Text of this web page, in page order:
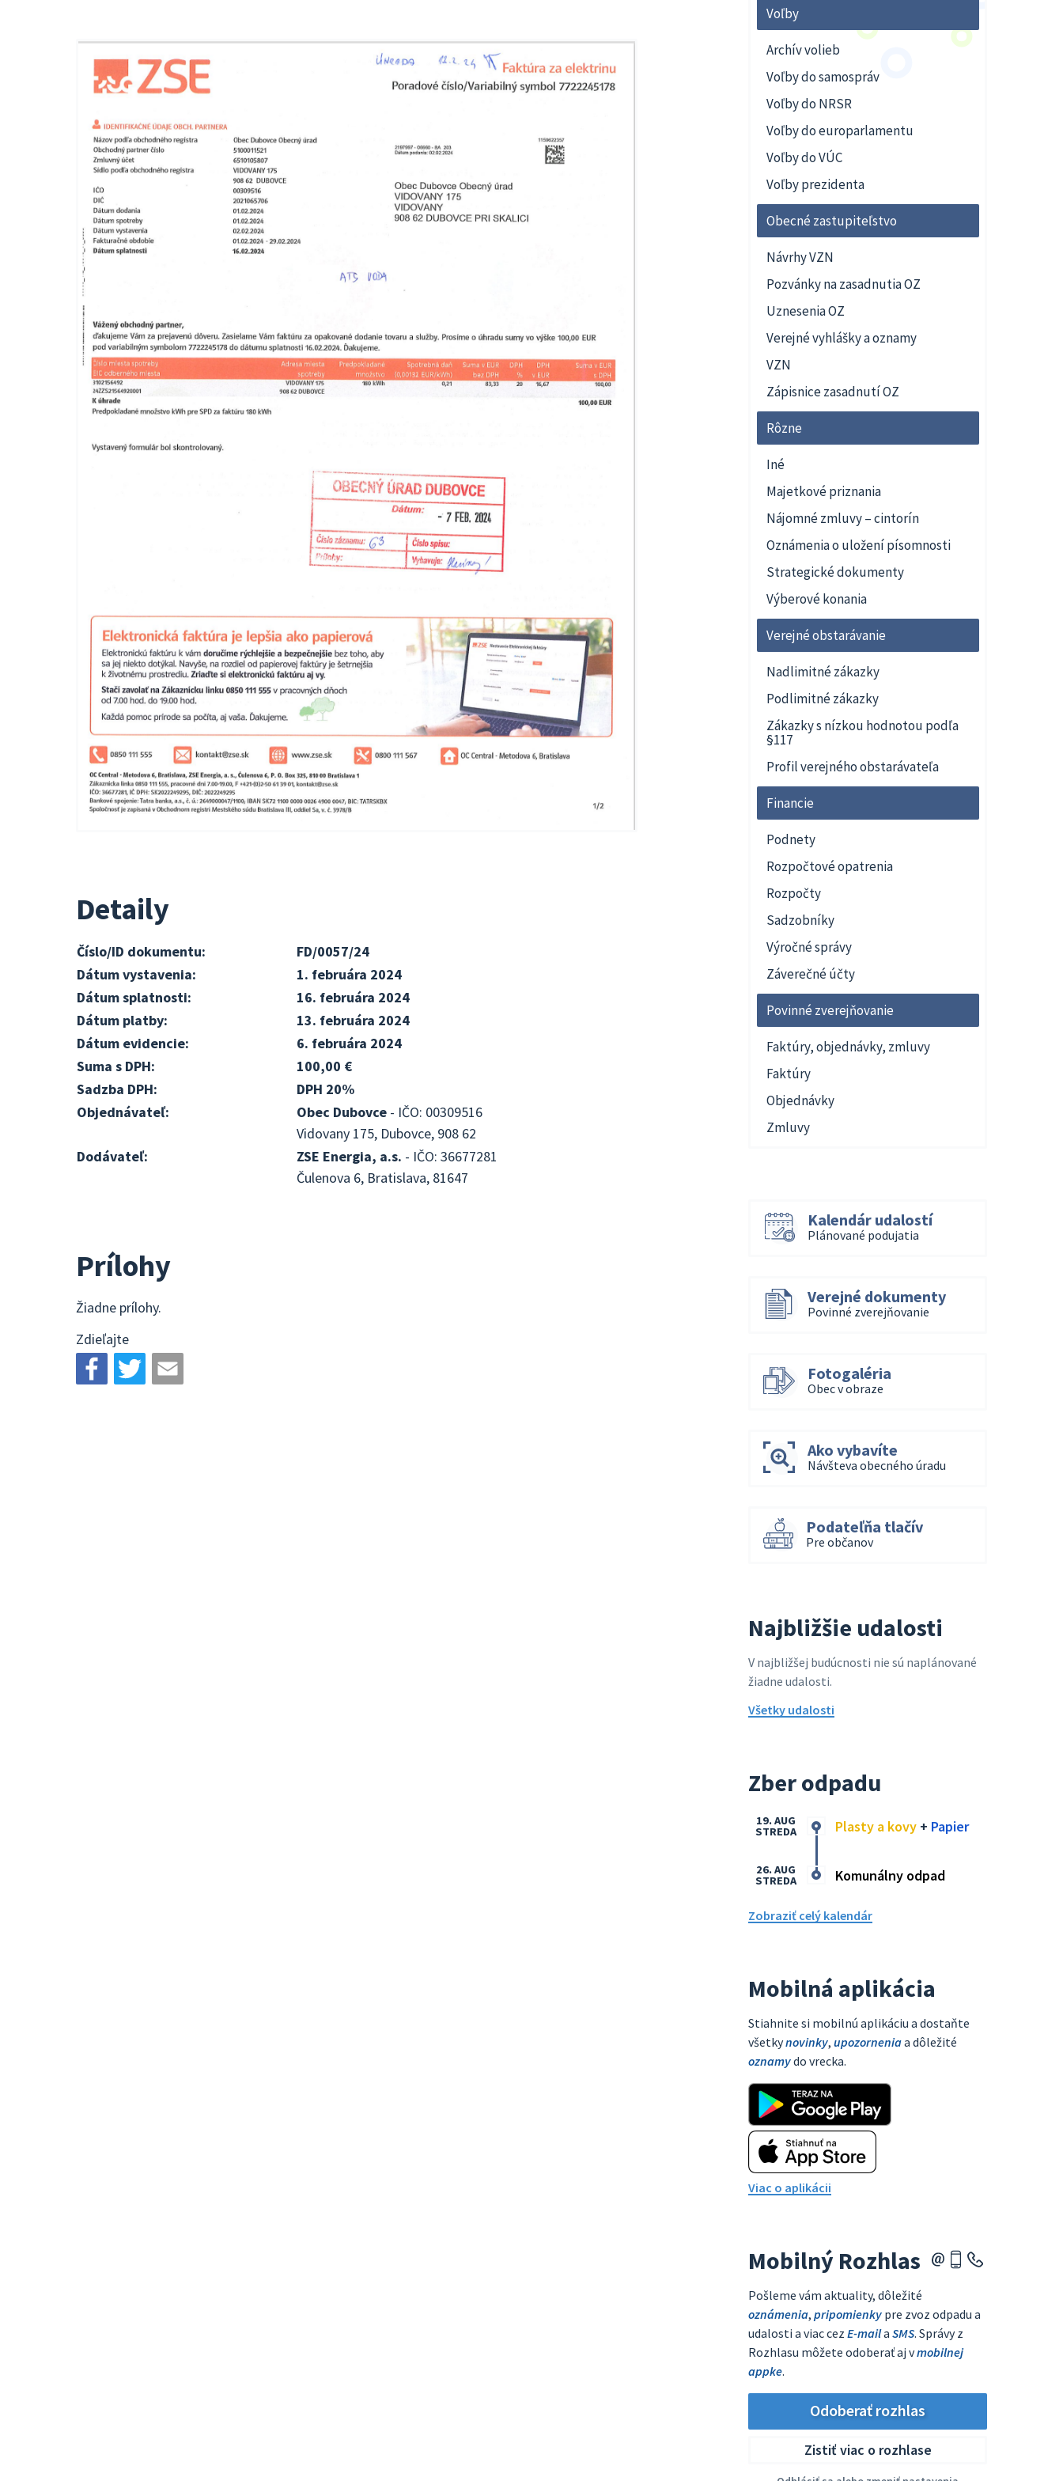
Detaily
Číslo/ID dokumentu:
FD/0057/24
Dátum vystavenia:
1. februára 2024
Dátum splatnosti:
16. februára 2024
Dátum platby:
13. februára 2024
Dátum evidencie:
6. februára 2024
Suma s DPH:
100,00 €
Sadzba DPH:
DPH 20%
Objednávateľ:
Obec Dubovce - IČO: 00309516
Vidovany 175, Dubovce, 908 62
Dodávateľ:
ZSE Energia, a.s. - IČO: 36677281
Čulenova 6, Bratislava, 81647
Prílohy
Žiadne prílohy.
Zdieľajte
Voľby
Archív volieb
Voľby do samospráv
Voľby do NRSR
Voľby do europarlamentu
Voľby do VÚC
Voľby prezidenta
Obecné zastupiteľstvo
Návrhy VZN
Pozvánky na zasadnutia OZ
Uznesenia OZ
Verejné vyhlášky a oznamy
VZN
Zápisnice zasadnutí OZ
Rôzne
Iné
Majetkové priznania
Nájomné zmluvy – cintorín
Oznámenia o uložení písomnosti
Strategické dokumenty
Výberové konania
Verejné obstarávanie
Nadlimitné zákazky
Podlimitné zákazky
Zákazky s nízkou hodnotou podľa
§117
Profil verejného obstarávateľa
Financie
Podnety
Rozpočtové opatrenia
Rozpočty
Sadzobníky
Výročné správy
Záverečné účty
Povinné zverejňovanie
Faktúry, objednávky, zmluvy
Faktúry
Objednávky
Zmluvy
Kalendár udalostí
Plánované podujatia
Verejné dokumenty
Povinné zverejňovanie
Fotogaléria
Obec v obraze
Ako vybavíte
Návšteva obecného úradu
Podateľňa tlačív
Pre občanov
Najbližšie udalosti
V najbližšej budúcnosti nie sú naplánované
žiadne udalosti.
Všetky udalosti
Zber odpadu
Plasty a kovy + Papier
19. AUG
STREDA
Komunálny odpad
26. AUG
STREDA
Zobraziť celý kalendár
Mobilná aplikácia
Stiahnite si mobilnú aplikáciu a dostaňte
všetkynovinky, upozorneniaa dôležité
oznamydo vrecka.
Viac o aplikácii
Mobilný Rozhlas
Pošleme vám aktuality, dôležité
oznámenia, pripomienky pre zvoz odpadu a
udalosti a viac cez E-maila SMS. Správy z
Rozhlasu môžete odoberať aj vmobilnej
appke.
Odoberať rozhlas
Zistiť viac o rozhlase